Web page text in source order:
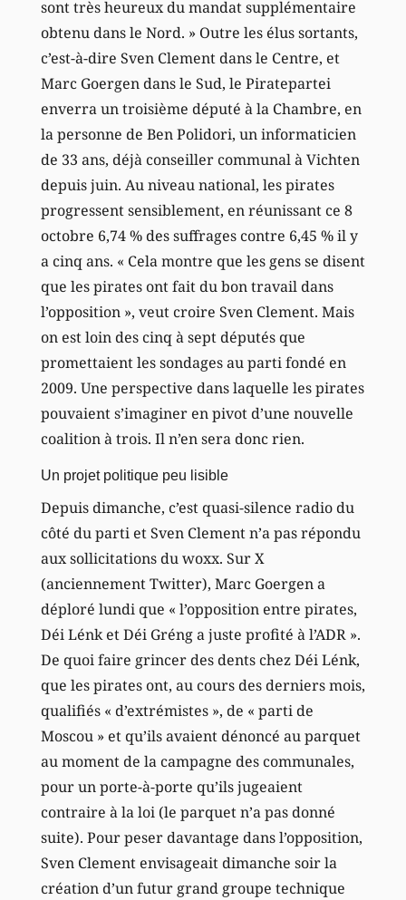
sont très heureux du mandat supplémentaire
obtenu dans le Nord. » Outre les élus sortants,
c’est-à-dire Sven Clement dans le Centre, et
Marc Goergen dans le Sud, le Piratepartei
enverra un troisième député à la Chambre, en
la personne de Ben Polidori, un informaticien
de 33 ans, déjà conseiller communal à Vichten
depuis juin. Au niveau national, les pirates
progressent sensiblement, en réunissant ce 8
octobre 6,74 % des suffrages contre 6,45 % il y
a cinq ans. « Cela montre que les gens se disent
que les pirates ont fait du bon travail dans
l’opposition », veut croire Sven Clement. Mais
on est loin des cinq à sept députés que
promettaient les sondages au parti fondé en
2009. Une perspective dans laquelle les pirates
pouvaient s’imaginer en pivot d’une nouvelle
coalition à trois. Il n’en sera donc rien.
Un projet politique peu lisible
Depuis dimanche, c’est quasi-silence radio du
côté du parti et Sven Clement n’a pas répondu
aux sollicitations du woxx. Sur X
(anciennement Twitter), Marc Goergen a
déploré lundi que « l’opposition entre pirates,
Déi Lénk et Déi Gréng a juste profité à l’ADR ».
De quoi faire grincer des dents chez Déi Lénk,
que les pirates ont, au cours des derniers mois,
qualifiés « d’extrémistes », de « parti de
Moscou » et qu’ils avaient dénoncé au parquet
au moment de la campagne des communales,
pour un porte-à-porte qu’ils jugeaient
contraire à la loi (le parquet n’a pas donné
suite). Pour peser davantage dans l’opposition,
Sven Clement envisageait dimanche soir la
création d’un futur grand groupe technique